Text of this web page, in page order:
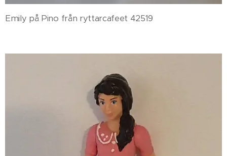
Emily på Pino från ryttarcafeet 42519